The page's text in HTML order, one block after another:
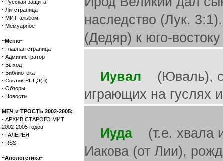
· Русская защита
· Литстраница
· МИТ-альбом
· Мемуарное
~Меню~
· Главная страница
· Администратор
· Выход
· Библиотека
· Состав РПЦЗ(В)
· Обзоры
· Новости
МЕЧ и ТРОСТЬ 2002-2005:
· АРХИВ СТАРОГО МИТ
2002-2005 годов
· ГАЛЕРЕЯ
· RSS
~Апологетика~
наследство (Лук.
(Дедяр) к юго-
Иувал (Юваль),
играющих на гуслях
Иуда(т.е. хвала
Иакова (от Лии),